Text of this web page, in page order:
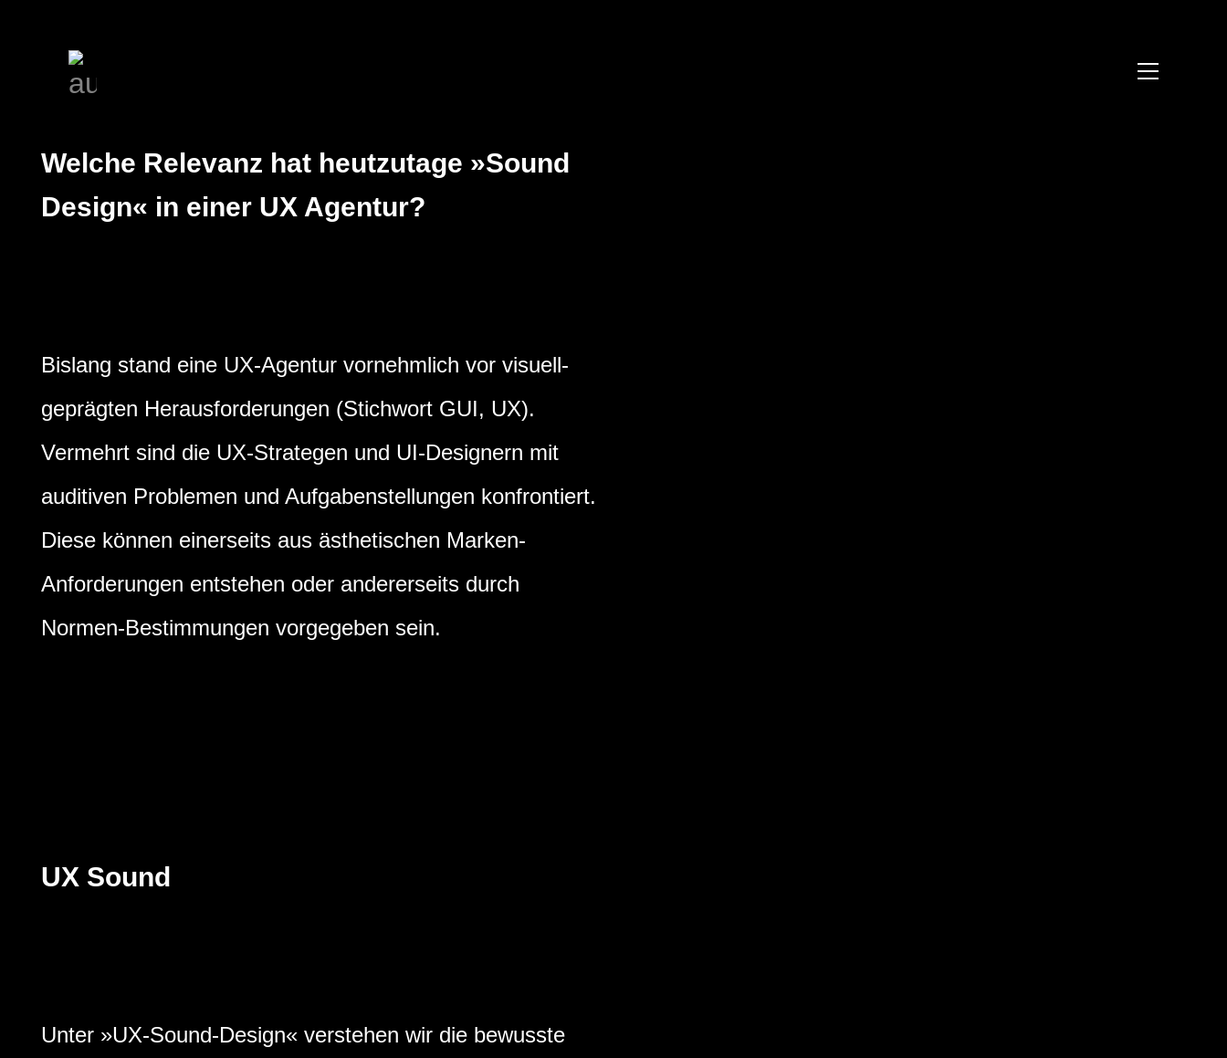
Welche Relevanz hat heutzutage »Sound
Design« in einer UX Agentur?
Bislang stand eine UX-Agentur vornehmlich vor visuell-
geprägten Herausforderungen (Stichwort GUI, UX).
Vermehrt sind die UX-Strategen und UI-Designern mit
auditiven Problemen und Aufgabenstellungen konfrontiert.
Diese können einerseits aus ästhetischen Marken-
Anforderungen entstehen oder andererseits durch
Normen-Bestimmungen vorgegeben sein.
UX Sound
Unter »UX-Sound-Design« verstehen wir die bewusste